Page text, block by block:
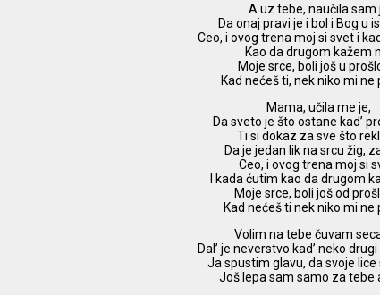
A uz tebe, naučila sam
Da onaj pravi je i bol i Bog u
Ceo, i ovog trena moj si svet i
Kao da drugom kažem
Moje srce, boli još u
Kad nećeš ti, nek niko mi ne
Mama, učila me je,
Da sveto je što ostane kad’
Ti si dokaz za sve što
Da je jedan lik na srcu žig,
Ceo, i ovog trena moj si
I kada ćutim kao da drugom
Moje srce, boli još od
Kad nećeš ti nek niko mi ne
Volim na tebe čuvam
Dal’ je neverstvo kad’ neko
Ja spustim glavu, da svoje lice
Još lepa sam samo za tebe